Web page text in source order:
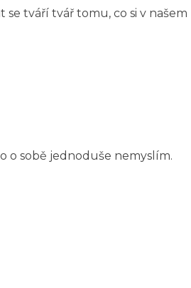
tváří tvář tomu, co si v našem
o sobě jednoduše nemyslím.